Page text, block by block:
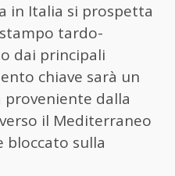
in Italia si prospetta
tardo-
dai principali
chiave sarà un
dalla
il Mediterraneo
bloccato sulla